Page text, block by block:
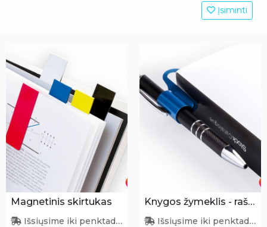
Įsiminti
Magnetinis skirtukas
Išsiųsime iki penktadienio
Knygos žymeklis - rašiklio laikiklis
Išsiųsime iki penktadienio